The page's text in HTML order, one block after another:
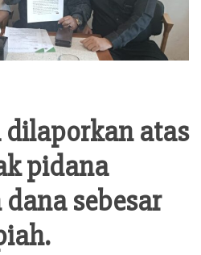
dilaporkan atas
pidana
sebesar